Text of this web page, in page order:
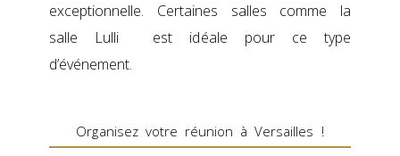
exceptionnelle. Certaines salles comme la
salle Lulli est idéale pour ce type
d’événement.
Organisez votre réunion à Versailles !